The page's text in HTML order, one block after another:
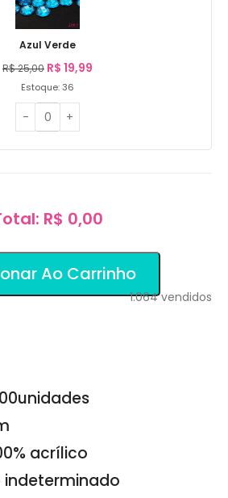
Azul Verde
R$25,00 R$ 19,99
Estoque: 36
R$ 0,00
Ao Carrinho
1.064vendidos
acrílico
indeterminado